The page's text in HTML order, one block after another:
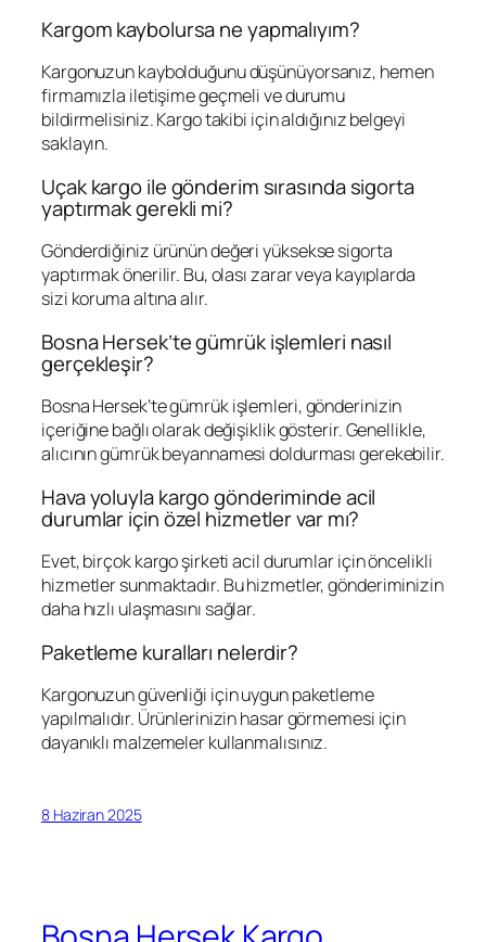
Kargom kaybolursa ne yapmalıyım?
Kargonuzun kaybolduğunu düşünüyorsanız, hemen
firmamızla iletişime geçmeli ve durumu
bildirmelisiniz. Kargo takibi için aldığınız belgeyi
saklayın.
Uçak kargo ile gönderim sırasında sigorta
yaptırmak gerekli mi?
Gönderdiğiniz ürünün değeri yüksekse sigorta
yaptırmak önerilir. Bu, olası zarar veya kayıplarda
sizi koruma altına alır.
Bosna Hersek’te gümrük işlemleri nasıl
gerçekleşir?
Bosna Hersek’te gümrük işlemleri, gönderinizin
içeriğine bağlı olarak değişiklik gösterir. Genellikle,
alıcının gümrük beyannamesi doldurması gerekebilir.
Hava yoluyla kargo gönderiminde acil
durumlar için özel hizmetler var mı?
Evet, birçok kargo şirketi acil durumlar için öncelikli
hizmetler sunmaktadır. Bu hizmetler, gönderiminizin
daha hızlı ulaşmasını sağlar.
Paketleme kuralları nelerdir?
Kargonuzun güvenliği için uygun paketleme
yapılmalıdır. Ürünlerinizin hasar görmemesi için
dayanıklı malzemeler kullanmalısınız.
8 Haziran 2025